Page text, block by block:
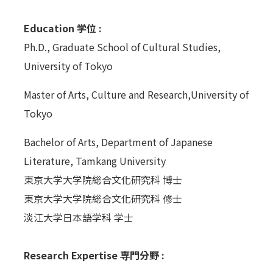
Education 学位 :
Ph.D., Graduate School of Cultural Studies,
University of Tokyo
Master of Arts, Culture and Research,University of
Tokyo
Bachelor of Arts, Department of Japanese
Literature, Tamkang University
東京大学大学院総合文化研究科 博士
東京大学大学院総合文化研究科 修士
淡江大学日本語学科 学士
Research Expertise 専門分野 :